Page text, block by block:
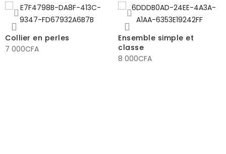
Collier en perles
7 000CFA
Ensemble simple et
classe
8 000CFA